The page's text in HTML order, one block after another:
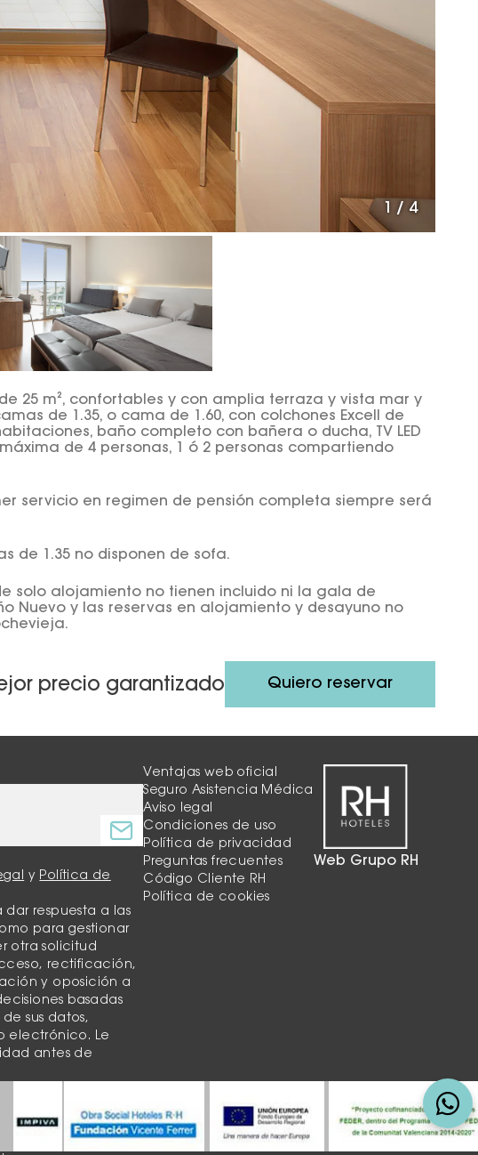
1 / 4
25 m², confortables y con amplia terraza y vista mar y
de 1.35, o cama de 1.60, con colchones Excell de
baño completo con bañera o ducha, TV LED
de 4 personas, 1 ó 2 personas compartiendo
servicio en regimen de pensión completa siempre será
de 1.35 no disponen de sofa.
solo alojamiento no tienen incluido ni la gala de
Nuevo y las reservas en alojamiento y desayuno no
precio garantizado Quiero reservar
y Política de
dar respuesta a las
para gestionar
otra solicitud
rectificación,
y oposición a
basadas
sus datos,
electrónico. Le
antes de
Ventajas web oficial
Seguro Asistencia Médica
Aviso legal
Condiciones de uso
Política de privacidad
Preguntas frecuentes
Código Cliente RH
Política de cookies
Web Grupo RH